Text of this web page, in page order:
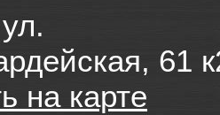
61
на карте